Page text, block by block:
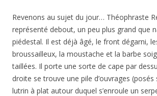
Revenons au sujet du jour… Théophraste
représenté debout, un peu plus grand que
piédestal. Il est déjà âgé, le front dégarni,
broussailleux, la moustache et la barbe
taillées. Il porte une sorte de cape par
droite se trouve une pile d’ouvrages
lutrin à plat autour duquel s’enroule un